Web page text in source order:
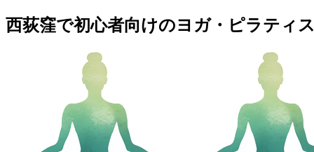
西荻窪で初心者向けのヨガ・ピラティ